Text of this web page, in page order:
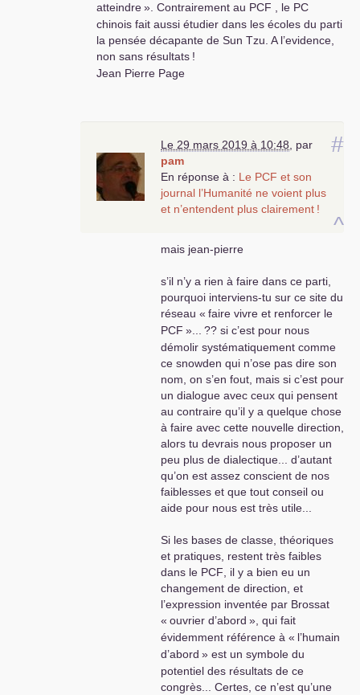
atteindre». Contrairement au PCF , le PC
chinois fait aussi étudier dans les écoles du parti
la pensée décapante de Sun Tzu. A l’evidence,
non sans résultats !
Jean Pierre Page
#
^
Le 29 mars 2019 à 10:48
par
pam
En réponse à : Le PCF et son
journal l’Humanité ne voient plus
et n’entendent plus clairement !
mais jean-pierre
s’il n’y a rien à faire dans ce parti,
pourquoi interviens-tu sur ce site du
réseau « faire vivre et renforcer le
PCF »...
?? si c’est pour nous
démolir systématiquement comme
ce snowden qui n’ose pas dire son
nom, on s’en fout, mais si c’est pour
un dialogue avec ceux qui pensent
au contraire qu’il y a quelque chose
à faire avec cette nouvelle direction,
alors tu devrais nous proposer un
peu plus de dialectique... d’autant
qu’on est assez conscient de nos
faiblesses et que tout conseil ou
aide pour nous est très utile...
Si les bases de classe, théoriques
et pratiques, restent très faibles
dans le PCF , il y a bien eu un
changement de direction, et
l’expression inventée par Brossat
« ouvrier d’abord », qui fait
évidemment référence à « l’humain
d’abord » est un symbole du
potentiel des résultats de ce
congrès... Certes, ce n’est qu’une